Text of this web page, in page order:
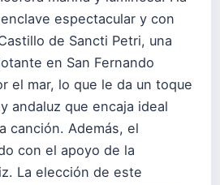
espectacular y con
de Sancti Petri, una
en San Fernando
el mar, lo que le da un toque
andaluz que encaja ideal
canción. Además, el
con el apoyo de la
La elección de este